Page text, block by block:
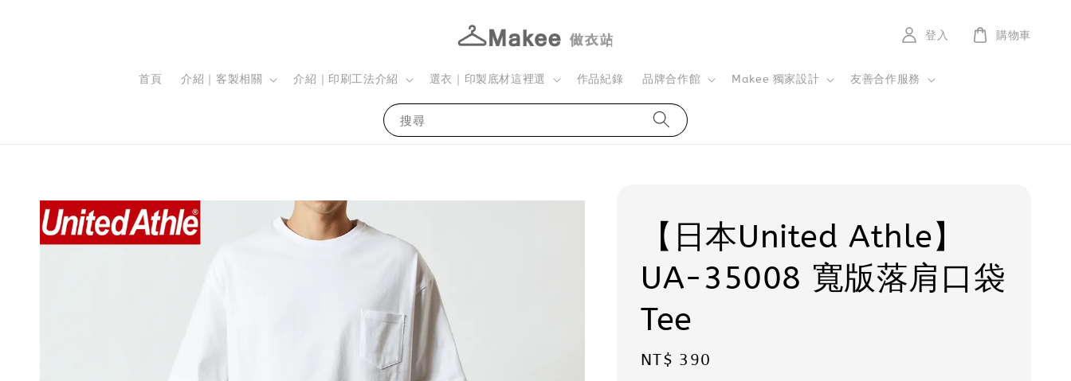
搜尋
首頁 介紹｜客製相關 介紹｜印刷工法介紹 選衣｜印製底材這裡選 作品紀錄 品牌合作館 Makee 獨家設計 友善合作服務
登入 購物車
【日本United Athle】
UA-35008 寬版落肩口袋
Tee
Regular
NT$ 390